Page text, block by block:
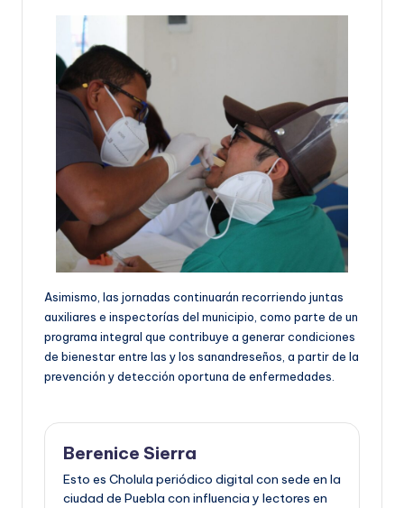
Asimismo, las jornadas continuarán recorriendo juntas
auxiliares e inspectorías del municipio, como parte de un
programa integral que contribuye a generar condiciones
de bienestar entre las y los sanandreseños, a partir de la
prevención y detección oportuna de enfermedades.
Berenice Sierra
Esto es Cholula periódico digital con sede en la
ciudad de Puebla con influencia y lectores en